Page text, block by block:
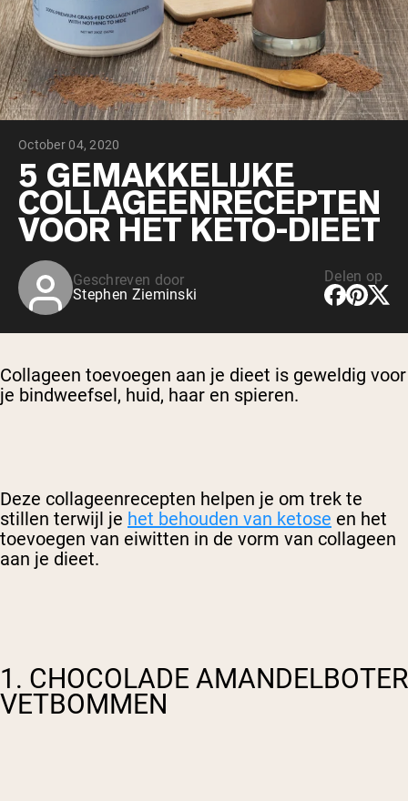
Grasgevoerd Wei Eiwit Poeder
Collageenpeptiden
Chocolade Grasgevoerde Wei
Vanille grasgevoerde wei
Weidegevoerde wei
Shop All Protein Powders
VEGAN PROTEIN
Erwteneiwit
October 04, 2020
5 GEMAKKELIJKE
COLLAGEENRECEPTEN
VOOR HET KETO-DIEET
Geschreven door
Stephen Zieminski
Delen op
Collageen toevoegen aan je dieet is geweldig voor
je bindweefsel, huid, haar en spieren.
Deze collageenrecepten helpen je om trek te
stillen terwijl je het behouden van ketose en het
toevoegen van eiwitten in de vorm van collageen
aan je dieet.
1. CHOCOLADE AMANDELBOTER
VETBOMMEN